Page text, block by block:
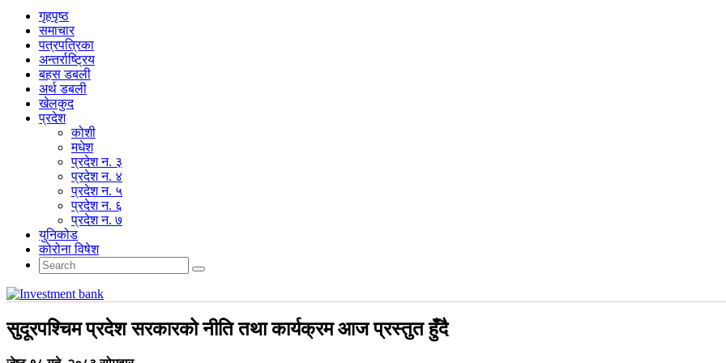
गृहपृष्‍ठ
समाचार
पत्रपत्रिका
अन्तर्राष्ट्रिय
बहस डबली
अर्थ डबली
खेलकुद
प्रदेश
कोशी
मधेश
प्रदेश न. ३
प्रदेश न. ४
प्रदेश न. ५
प्रदेश न. ६
प्रदेश न. ७
युनिकोड
कोरोना विषेश
सुदूरपश्चिम प्रदेश सरकारको नीति तथा कार्यक्रम आज प्रस्तुत हुँदै